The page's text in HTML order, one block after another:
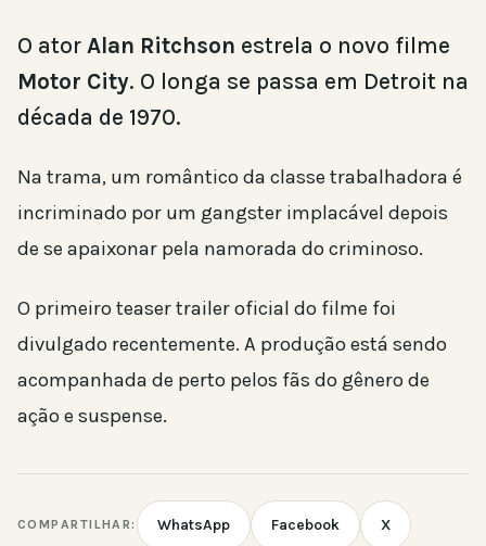
O ator Alan Ritchson estrela o novo filme
Motor City. O longa se passa em Detroit na
década de 1970.
Na trama, um romântico da classe trabalhadora é
incriminado por um gangster implacável depois
de se apaixonar pela namorada do criminoso.
O primeiro teaser trailer oficial do filme foi
divulgado recentemente. A produção está sendo
acompanhada de perto pelos fãs do gênero de
ação e suspense.
COMPARTILHAR: WhatsApp Facebook X